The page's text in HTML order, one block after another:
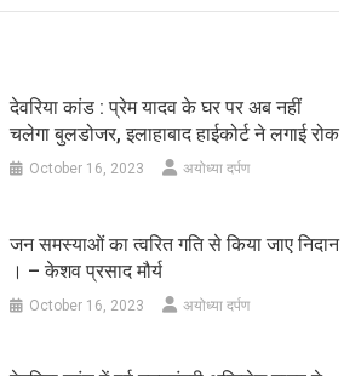
देवरिया कांड : प्रेम यादव के घर पर अब नहीं
चलेगा बुलडोजर, इलाहाबाद हाईकोर्ट ने लगाई रोक
October 16, 2023 अयोध्या दर्पण
जन समस्याओं का त्वरित गति से किया जाए निदान
। – केशव प्रसाद मौर्य
October 16, 2023 अयोध्या दर्पण